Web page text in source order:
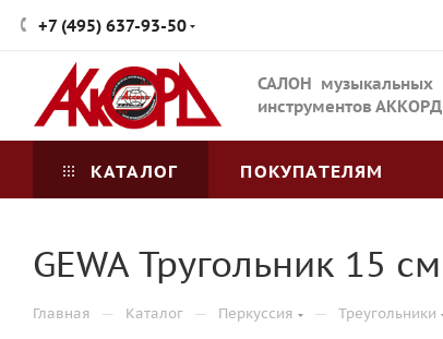
+7 (495) 637-93-50
САЛОН музыкальных
инструментов АККОРД
КАТАЛОГ ПОКУПАТЕЛЯМ
GEWA Тругольник 15 см
Главная — Каталог — Перкуссия — Треугольники